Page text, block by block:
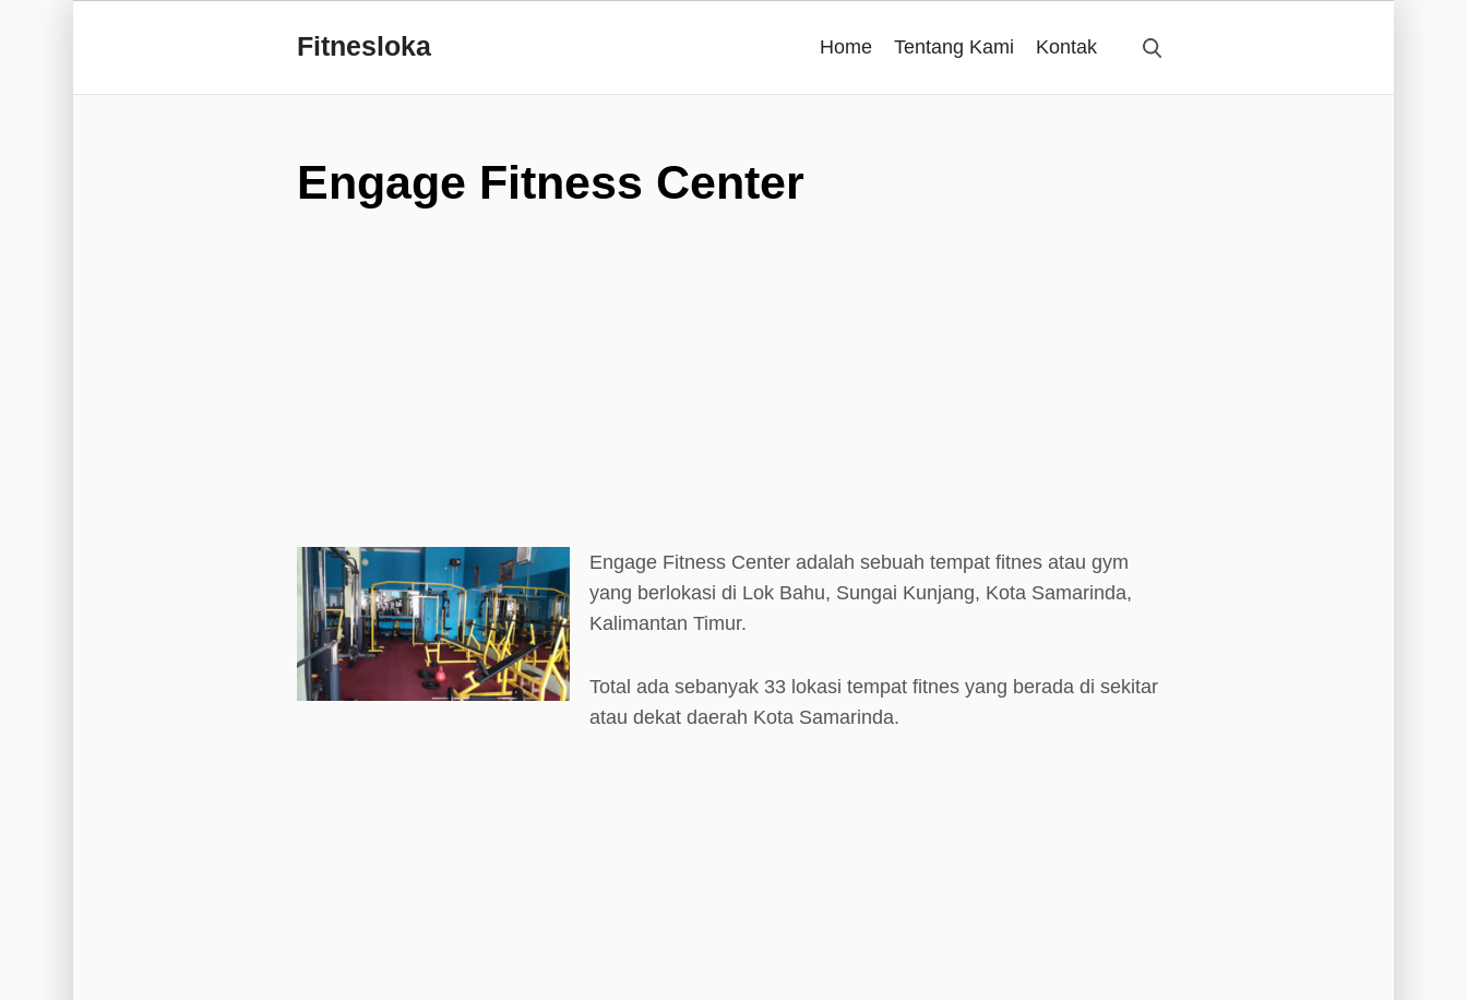
Fitnesloka Home Tentang Kami Kontak
Engage Fitness Center
Engage Fitness Center adalah sebuah tempat fitnes atau gym
yang berlokasi di Lok Bahu, Sungai Kunjang, Kota Samarinda,
Kalimantan Timur.
Total ada sebanyak 33 lokasi tempat fitnes yang berada di sekitar
atau dekat daerah Kota Samarinda.